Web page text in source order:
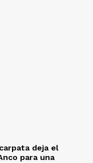
deja el
para una